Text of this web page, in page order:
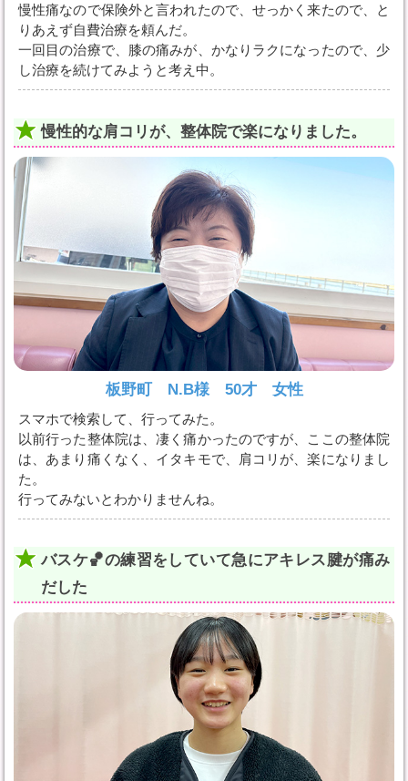
慢性痛なので保険外と言われたので、せっかく来たので、と
りあえず自費治療を頼んだ。
一回目の治療で、膝の痛みが、かなりラクになったので、少
し治療を続けてみようと考え中。
慢性的な肩コリが、整体院で楽になりました。
板野町 N.B様 50才 女性
スマホで検索して、行ってみた。
以前行った整体院は、凄く痛かったのですが、ここの整体院
は、あまり痛くなく、イタキモで、肩コリが、楽になりまし
た。
行ってみないとわかりませんね。
バスケ🏀の練習をしていて急にアキレス腱が痛み
だした